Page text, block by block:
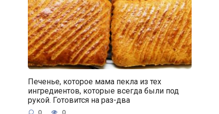
Печенье, которое мама пекла из тех
ингредиентов, которые всегда были под
рукой. Готовится на раз-два
0 0